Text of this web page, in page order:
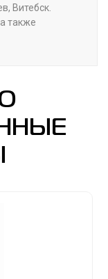
Витебск.
также